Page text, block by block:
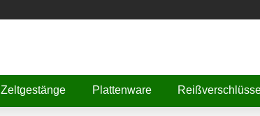
Zeltgestänge Plattenware